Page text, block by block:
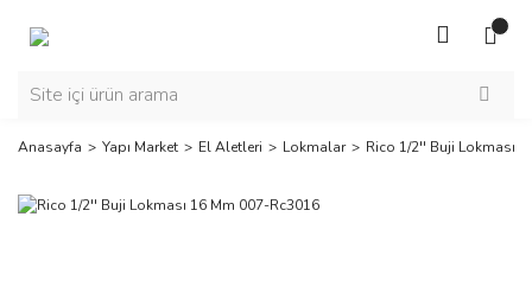
Anasayfa Yapı Market El Aletleri Lokmalar Rico 1/2'' Buji Lokması